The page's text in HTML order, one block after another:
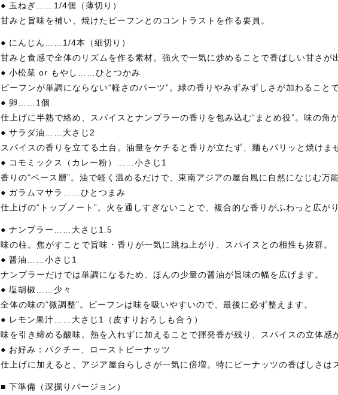
● 玉ねぎ……1/4個（薄切り）
甘みと旨味を補い、焼けたビーフンとのコントラストを作る要員。
● にんじん……1/4本（細切り）
甘みと食感で全体のリズムを作る素材。強火で一気に炒めることで香ばしい甘さが
● 小松菜 or もやし……ひとつかみ
ビーフンが単調にならない“軽さのパーツ”。緑の香りやみずみずしさが加わること
● 卵……1個
仕上げに半熟で絡め、スパイスとナンプラーの香りを包み込む“まとめ役”。味の角
● サラダ油……大さじ2
スパイスの香りを立てる土台。油量をケチると香りが立たず、麺もパリッと焼けま
● コモミックス（カレー粉）……小さじ1
香りの“ベース層”。油で軽く温めるだけで、東南アジアの屋台風に自然になじむ万
● ガラムマサラ……ひとつまみ
仕上げの“トップノート”。火を通しすぎないことで、複合的な香りがふわっと広が
● ナンプラー……大さじ1.5
味の柱。焦がすことで旨味・香りが一気に跳ね上がり、スパイスとの相性も抜群。
● 醤油……小さじ1
ナンプラーだけでは単調になるため、ほんの少量の醤油が旨味の幅を広げます。
● 塩胡椒……少々
全体の味の“微調整”。ビーフンは味を吸いやすいので、最後に必ず整えます。
● レモン果汁……大さじ1（皮すりおろしも合う）
味を引き締める酸味。熱を入れずに加えることで揮発香が残り、スパイスの立体感
● お好み：パクチー、ローストピーナッツ
仕上げに加えると、アジア屋台らしさが一気に倍増。特にピーナッツの香ばしさは
■ 下準備（深掘りバージョン）